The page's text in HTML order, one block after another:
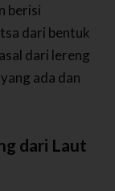
berisi
dari bentuk
dari lereng
ada dan
dari Laut